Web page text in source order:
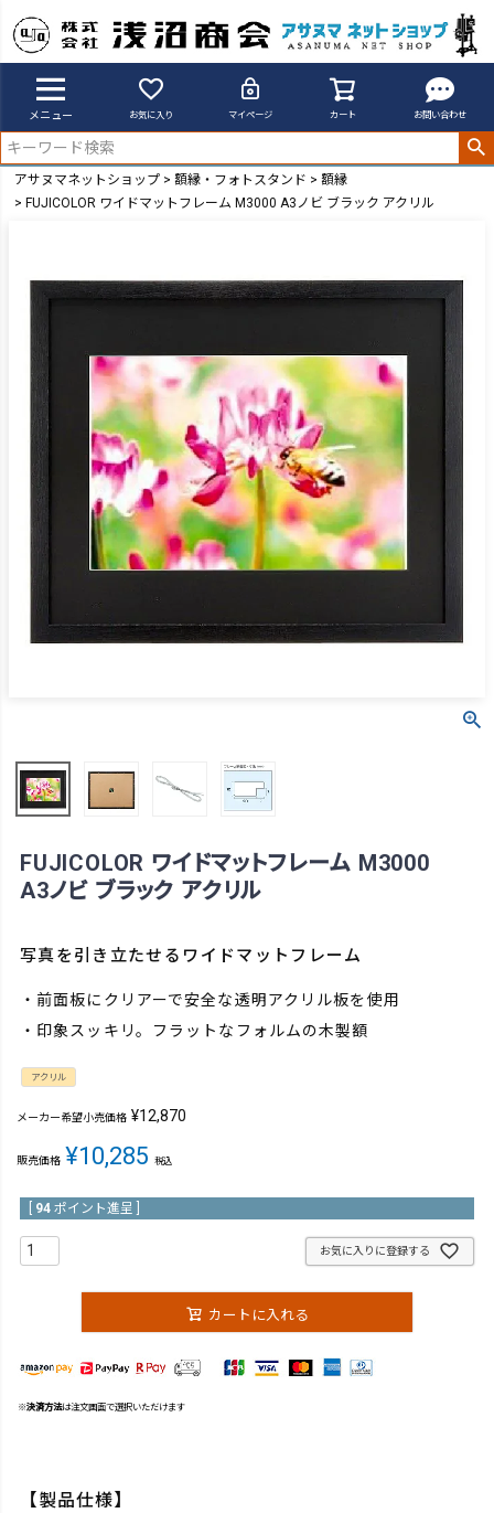
メニュー お気に入り マイページ カート お問い合わせ
アサヌマネットショップ 額縁・フォトスタンド
額縁
FUJICOLOR ワイドマットフレーム M3000 A3ノビ ブラック アクリル
FUJICOLOR ワイドマットフレーム M3000
A3ノビ ブラック アクリル
写真を引き立たせるワイドマットフレーム
・前面板にクリアーで安全な透明アクリル板を使用
・印象スッキリ。フラットなフォルムの木製額
アクリル
メーカー希望小売価格 ¥12,870
販売価格 ¥10,285 税込
94 ポイント進呈 ]
お気に入りに登録する
カートに入れる
※決済方法は注文画面で選択いただけます
【製品仕様】